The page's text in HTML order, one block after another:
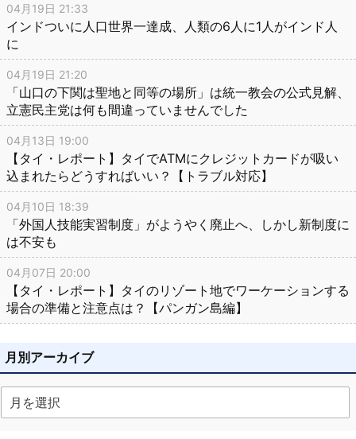
04月19日 21:33
インドついに人口世界一達成、人類の6人に1人がインド人
に
04月19日 21:20
「山口の下関は聖地と同等の場所」は統一教会の公式見解、
立憲民主党は何も間違っていませんでした
04月13日 19:00
【タイ・レポート】タイでATMにクレジットカードが吸い
込まれたらどうすればいい？【トラブル対応】
04月10日 18:39
「外国人技能実習制度」がようやく廃止へ、しかし新制度に
は不安も
04月07日 20:00
【タイ・レポート】タイのリゾート地でワーケーションする
場合の準備と注意点は？【パンガン島編】
月別アーカイブ